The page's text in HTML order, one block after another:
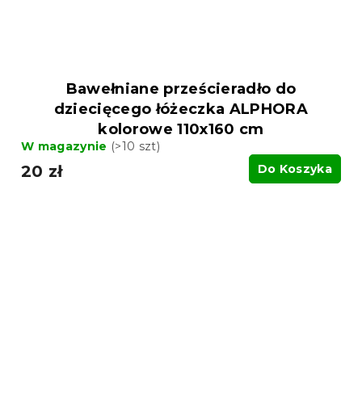
Bawełniane prześcieradło do
dziecięcego łóżeczka ALPHORA
kolorowe 110x160 cm
W magazynie (>10 szt)
20 zł Do Koszyka